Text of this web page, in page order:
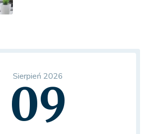
Sierpień 2026
09